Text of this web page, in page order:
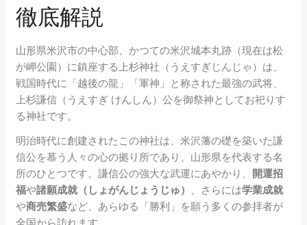
徹底解説
山形県米沢市の中心部、かつての米沢城本丸跡（現在は松
が岬公園）に鎮座する上杉神社（うえすぎじんじゃ）は、
戦国時代に「越後の龍」「軍神」と称された最強の武将、
上杉謙信（うえすぎ けんしん）公を御祭神としてお祀りす
る神社です。
明治時代に創建されたこの神社は、米沢藩の礎を築いた謙
信公を慕う人々の心の拠り所であり、山形県を代表する名
所のひとつです。謙信公の強大な武運にあやかり、 開運招
福や諸願成就（しょがんじょうじゅ） 、さらには学業成就
や商売繁盛など、あらゆる「勝利」を願う多くの参拝者が